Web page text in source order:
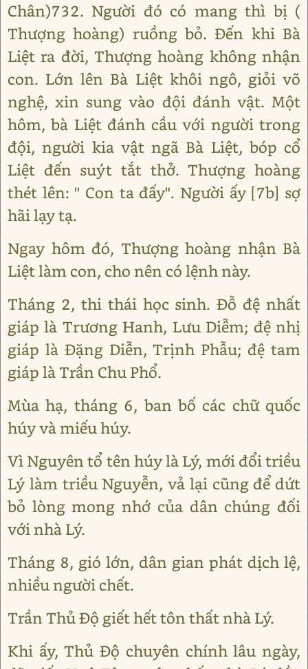
Chân)732. Người đó có mang thì bị (
Thượng hoàng) ruồng bỏ. Đến khi Bà
Liệt ra đời, Thượng hoàng không nhận
con. Lớn lên Bà Liệt khôi ngô, giỏi võ
nghệ, xin sung vào đội đánh vật. Một
hôm, bà Liệt đánh cầu với người trong
đội, người kia vật ngã Bà Liệt, bóp cổ
Liệt đến suýt tắt thở. Thượng hoàng
thét lên: " Con ta đấy". Người ấy [7b] sợ
hãi lạy tạ.
Ngay hôm đó, Thượng hoàng nhận Bà
Liệt làm con, cho nên có lệnh này.
Tháng 2, thi thái học sinh. Đỗ đệ nhất
giáp là Trương Hanh, Lưu Diễm; đệ nhị
giáp là Đặng Diễn, Trịnh Phẫu; đệ tam
giáp là Trần Chu Phổ.
Mùa hạ, tháng 6, ban bố các chữ quốc
húy và miếu húy.
Vì Nguyên tổ tên húy là Lý, mới đổi triều
Lý làm triều Nguyễn, vả lại cũng để dứt
bỏ lòng mong nhớ của dân chúng đối
với nhà Lý.
Tháng 8, gió lớn, dân gian phát dịch lệ,
nhiều người chết.
Trần Thủ Độ giết hết tôn thất nhà Lý.
Khi ấy, Thủ Độ chuyên chính lâu ngày,